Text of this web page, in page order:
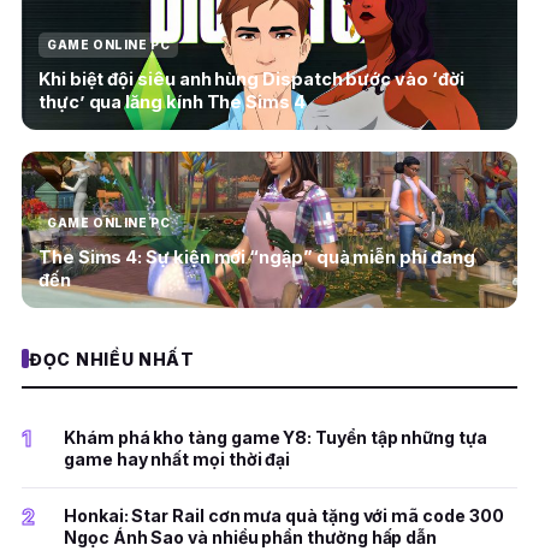
GAME ONLINE PC
Khi biệt đội siêu anh hùng Dispatch bước vào ‘đời
thực’ qua lăng kính The Sims 4
GAME ONLINE PC
The Sims 4: Sự kiện mới “ngập” quà miễn phí đang
đến
ĐỌC NHIỀU NHẤT
1
Khám phá kho tàng game Y8: Tuyển tập những tựa
game hay nhất mọi thời đại
2
Honkai: Star Rail cơn mưa quà tặng với mã code 300
Ngọc Ánh Sao và nhiều phần thưởng hấp dẫn